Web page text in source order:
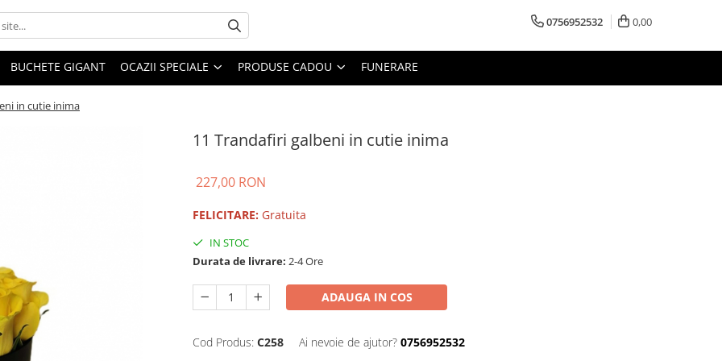
0756952532 0,00
BUCHETE GIGANT OCAZII SPECIALE PRODUSE CADOU FUNERARE
in cutie inima
11 Trandafiri galbeni in cutie inima
227,00 RON
FELICITARE: Gratuita
IN STOC
Durata de livrare: 2-4 Ore
ADAUGA IN COS
Cod Produs: C258 Ai nevoie de ajutor? 0756952532